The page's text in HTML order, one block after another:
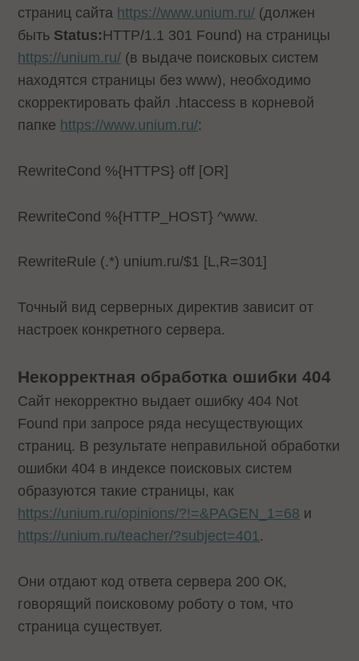
страниц сайта https://www.unium.ru/ (должен
быть Status:HTTP/1.1 301 Found) на страницы
https://unium.ru/ (в выдаче поисковых систем
находятся страницы без www), необходимо
скорректировать файл .htaccess в корневой
папке https://www.unium.ru/:
RewriteCond %{HTTPS} off [OR]
RewriteCond %{HTTP_HOST} ^www.
RewriteRule (.*) unium.ru/$1 [L,R=301]
Точный вид серверных директив зависит от
настроек конкретного сервера.
Некорректная обработка ошибки 404
Сайт некорректно выдает ошибку 404 Not
Found при запросе ряда несуществующих
страниц. В результате неправильной обработки
ошибки 404 в индексе поисковых систем
образуются такие страницы, как
https://unium.ru/opinions/?!=&PAGEN_1=68 и
https://unium.ru/teacher/?subject=401.
Они отдают код ответа сервера 200 ОК,
говорящий поисковому роботу о том, что
страница существует.